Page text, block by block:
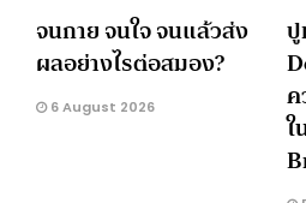
จนกาย จนใจ จนแล้วส่ง
ผลอย่างไรต่อสมอง?
6 August 2026
ใ